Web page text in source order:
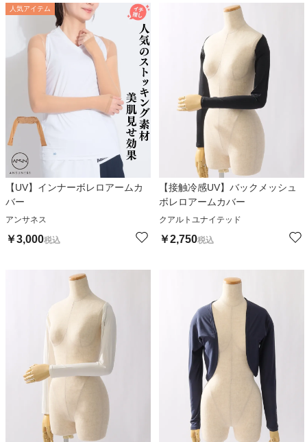
人気アイテム
【UV】インナーボレロアームカ
バー
アンサネス
￥3,000税込
【接触冷感UV】バックメッシュ
ボレロアームカバー
クアルトユナイテッド
￥2,750税込